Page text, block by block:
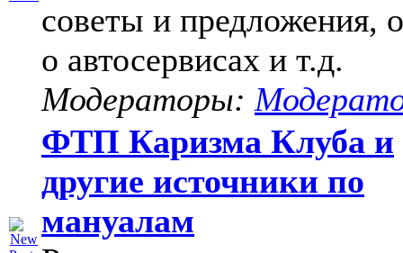
советы и предложения,
о автосервисах и т.д.
Модераторы:
ФТП Каризма Клуба и
другие источники по
мануалам